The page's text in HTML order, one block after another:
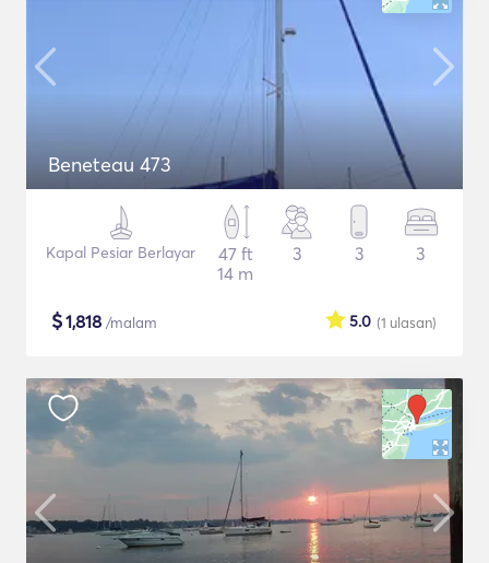
Beneteau 473
Kapal Pesiar Berlayar
47 ft
14 m
3 3 3
$1,818 /malam (1 ulasan)
5.0